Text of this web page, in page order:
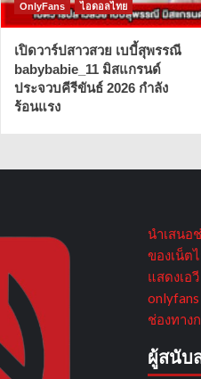
OnlyFans ไอดอลไทย
เปิดวาร์ปสาวสวย เบบี้สุพรรณี
babybabie_11 มิสแกรนด์
ประจวบคีรีขันธ์ 2026 กำลัง
ร้อนแรง
นำเสนอ
ของเน็ต
แสดงเอ
ช่องทาง
ผู้สนับ